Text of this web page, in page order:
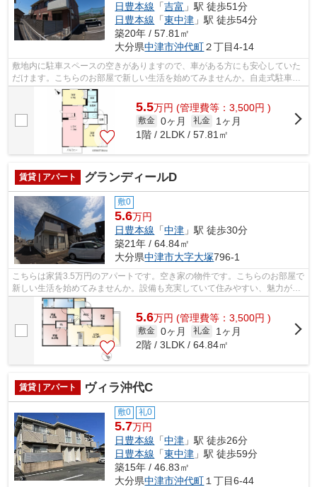
日豊本線 「吉富 」駅 徒歩51分
日豊本線 「東中津 」駅 徒歩54分
築20年 / 57.81㎡
大分県中津市沖代町２丁目4-14
敷地内に駐車スペースの空きがありますので、車がある方にも安心していた
だけます。こちらのお部屋で新しい生活を始めてみませんか。自走式駐車場
がある物件です。こちらの物件はアパ...
5.5万円 (管理費等：3,500円 )
敷金 0ヶ月 礼金
1ヶ月
1階 / 2LDK / 57.81㎡
賃貸 | アパート グランディールD
敷0
5.6万円
日豊本線 「中津 」駅 徒歩30分
築21年 / 64.84㎡
大分県中津市大字大塚796-1
こちらは家賃3.5万円のアパートです。空き家の物件です。こちらのお部屋で
新しい生活を始めてみませんか。設備も充実していて住みやすい、魅力が詰
まったアパートです。当社の賃貸物件...
5.6万円 (管理費等：3,500円 )
敷金 0ヶ月 礼金
1ヶ月
2階 / 3LDK / 64.84㎡
賃貸 | アパート ヴィラ沖代C
敷0 礼0
5.7万円
日豊本線 「中津 」駅 徒歩26分
日豊本線 「東中津 」駅 徒歩59分
築15年 / 46.83㎡
大分県中津市沖代町 １丁目6-44